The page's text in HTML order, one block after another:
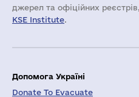
джерел та офіційних
KSE Institute.
Допомога Україні
Donate To Evacuate